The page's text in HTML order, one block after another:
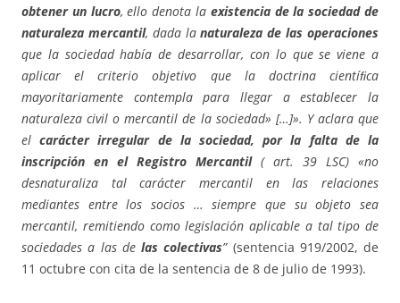
obtener un lucro, ello denota la existencia de la sociedad de
naturaleza mercantil, dada lanaturaleza de las operaciones
que la sociedad había de desarrollar, con lo que se viene a
aplicar el criterio objetivo que la doctrina cientíﬁca
mayoritariamente contempla para llegar a establecer la
naturaleza civil o mercantil de la sociedad» […]». Y aclara que
elcarácter irregular de la sociedad, por la falta de la
inscripción en el Registro Mercantil( art. 39 LSC) «no
desnaturaliza tal carácter mercantil en las relaciones
mediantes entre los socios … siempre que su objeto sea
mercantil, remitiendo como legislación aplicable a tal tipo de
sociedades a las de las colectivas”(sentencia 919/2002, de
11 octubre con cita de la sentencia de 8 de julio de 1993).